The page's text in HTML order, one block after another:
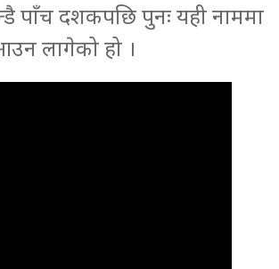
पाँच दशकपछि पुनः यही नाममा
लागेको हो ।